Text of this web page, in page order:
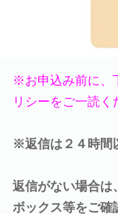
※お申込み前に、
リシーをご一読く
※返信は２４時間
返信がない場合は
ボックス等をご確